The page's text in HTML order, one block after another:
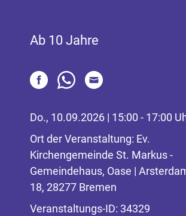
Ab 10 Jahre
Do., 10.09.2026 | 15:00 - 17:00
Ort der Veranstaltung: Ev.
Kirchengemeinde St. Markus -
Gemeindehaus, Oase |
18, 28277 Bremen
Veranstaltungs-ID: 34329